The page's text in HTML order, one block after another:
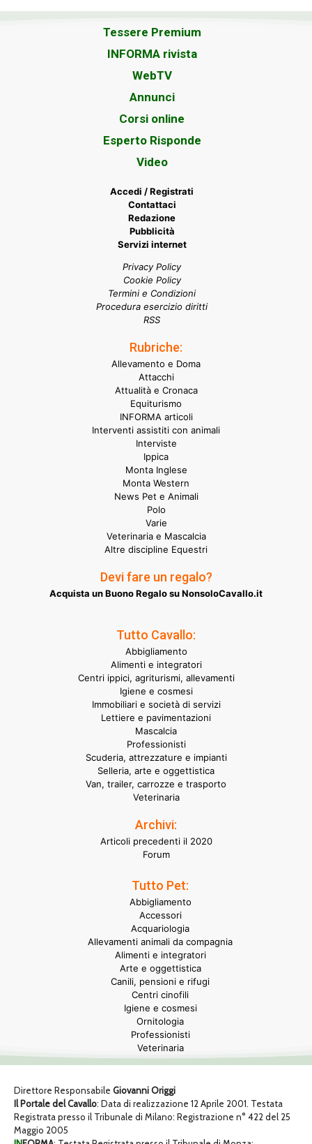
Tessere Premium
INFORMA rivista
WebTV
Annunci
Corsi online
Esperto Risponde
Video
Accedi / Registrati
Contattaci
Redazione
Pubblicità
Servizi internet
Privacy Policy
Cookie Policy
Termini e Condizioni
Procedura esercizio diritti
RSS
Rubriche:
Allevamento e Doma
Attacchi
Attualità e Cronaca
Equiturismo
INFORMA articoli
Interventi assistiti con animali
Interviste
Ippica
Monta Inglese
Monta Western
News Pet e Animali
Polo
Varie
Veterinaria e Mascalcia
Altre discipline Equestri
Devi fare un regalo?
Acquista un Buono Regalo su NonsoloCavallo.it
Tutto Cavallo:
Abbigliamento
Alimenti e integratori
Centri ippici, agriturismi, allevamenti
Igiene e cosmesi
Immobiliari e società di servizi
Lettiere e pavimentazioni
Mascalcia
Professionisti
Scuderia, attrezzature e impianti
Selleria, arte e oggettistica
Van, trailer, carrozze e trasporto
Veterinaria
Archivi:
Articoli precedenti il 2020
Forum
Tutto Pet:
Abbigliamento
Accessori
Acquariologia
Allevamenti animali da compagnia
Alimenti e integratori
Arte e oggettistica
Canili, pensioni e rifugi
Centri cinofili
Igiene e cosmesi
Ornitologia
Professionisti
Veterinaria
Direttore Responsabile Giovanni Origgi
Il Portale del Cavallo: Data di realizzazione 12 Aprile 2001. Testata
Registrata presso il Tribunale di Milano: Registrazione n° 422 del 25
Maggio 2005